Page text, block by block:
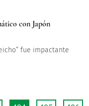
con Japón
fue impactante